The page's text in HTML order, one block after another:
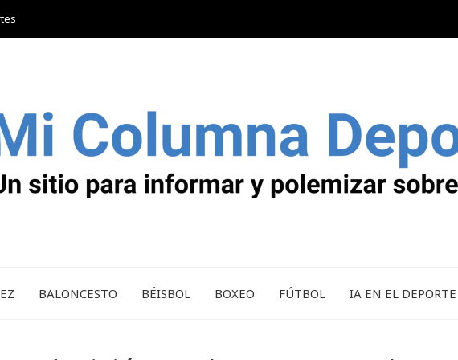
BALONCESTO BÉISBOL BOXEO FÚTBOL IA EN EL DEPORTE